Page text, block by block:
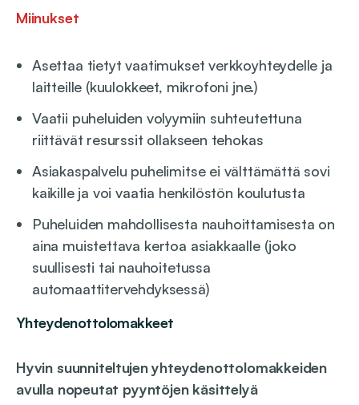
Miinukset
Asettaa tietyt vaatimukset verkkoyhteydelle ja
laitteille (kuulokkeet, mikrofoni jne.)
Vaatii puheluiden volyymiin suhteutettuna
riittävät resurssit ollakseen tehokas
Asiakaspalvelu puhelimitse ei välttämättä sovi
kaikille ja voi vaatia henkilöstön koulutusta
Puheluiden mahdollisesta nauhoittamisesta on
aina muistettava kertoa asiakkaalle (joko
suullisesti tai nauhoitetussa
automaattitervehdyksessä)
Yhteydenottolomakkeet
Hyvin suunniteltujen yhteydenottolomakkeiden
avulla nopeutat pyyntöjen käsittelyä